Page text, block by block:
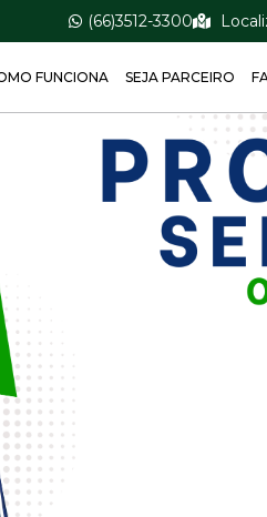
(66)3512-3300
FUNCIONA SEJA PARCEIRO